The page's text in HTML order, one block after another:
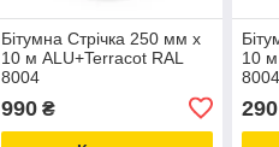
Бітумна Стрічка 250 мм х
10 м ALU+Terracot RAL
8004
990₴
10
290